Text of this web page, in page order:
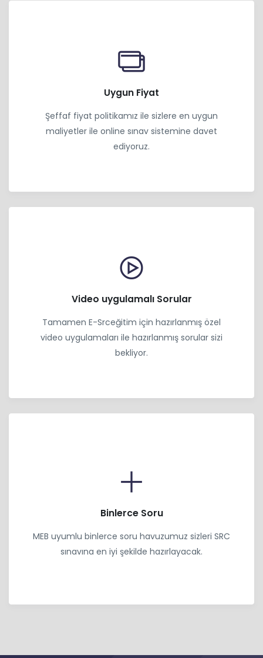
Uygun Fiyat
Şeffaf fiyat politikamız ile sizlere en uygun
maliyetler ile online sınav sistemine davet
ediyoruz.
Video uygulamalı Sorular
Tamamen E-Srceğitim için hazırlanmış özel
video uygulamaları ile hazırlanmış sorular sizi
bekliyor.
Binlerce Soru
MEB uyumlu binlerce soru havuzumuz sizleri SRC
sınavına en iyi şekilde hazırlayacak.